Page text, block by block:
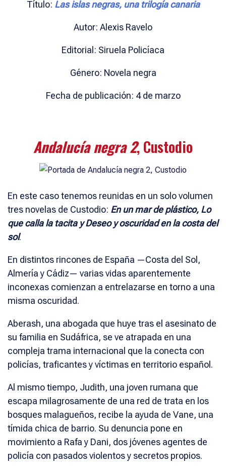
Título: Las islas negras, una trilogía canaria
Autor: Alexis Ravelo
Editorial: Siruela Policíaca
Género: Novela negra
Fecha de publicación: 4 de marzo
Andalucía negra 2, Custodio
En este caso tenemos reunidas en un solo volumen
tres novelas de Custodio: En un mar de plástico, Lo
que calla la tacita y Deseo y oscuridad en la costa del
sol.
En distintos rincones de España —Costa del Sol,
Almería y Cádiz— varias vidas aparentemente
inconexas comienzan a entrelazarse en torno a una
misma oscuridad.
Aberash, una abogada que huye tras el asesinato de
su familia en Sudáfrica, se ve atrapada en una
compleja trama internacional que la conecta con
policías, traficantes y víctimas en territorio español.
Al mismo tiempo, Judith, una joven rumana que
escapa milagrosamente de una red de trata en los
bosques malagueños, recibe la ayuda de Vane, una
tímida chica de barrio. Su denuncia pone en
movimiento a Rafa y Dani, dos jóvenes agentes de
policía con pasados violentos y secretos propios.